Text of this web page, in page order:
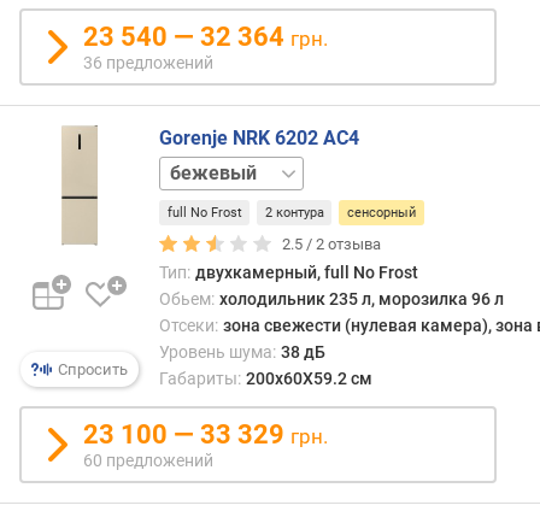
р
а
т
у
р
о
и
л
и
в
р
23 540 — 32 364 грн.
36 предложений
Спросить
Gorenje NRK 6202 AC4
белый
full No Frost 2 контура сенсорный
2.5 /2 отзыва
Тип: двухкамерный, full No Frost
Обьем: холодильник 235 л, морозилка 96 л
Отсеки: зона свежести (нулевая камера),
Уровень шума: 38 дБ
Габариты: 200x60X59.2 см
23 100 — 33 329 грн.
60 предложений